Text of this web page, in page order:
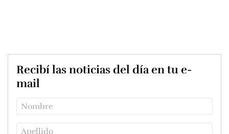
Recibí las noticias del día en tu e-
mail